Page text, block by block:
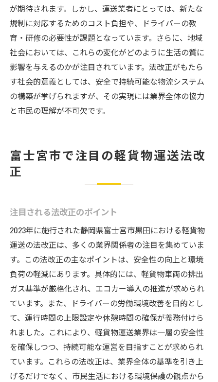
が期待されます。しかし、運送業者にとっては、新たな
規制に対応するためのコスト負担や、ドライバーの教
育・研修の必要性が課題となっています。さらに、地域
社会においては、これらの変化がどのように生活の質に
影響を与えるのかが注目されています。法改正がもたら
す社会的意義としては、安全で持続可能な物流システム
の構築が挙げられますが、その実現には業界全体の協力
と市民の理解が不可欠です。
富士宮市で注目の軽貨物運送法改
正
注目される法改正のポイント
2023年に施行された静岡県富士宮市黒田における軽貨物
運送の法改正は、多くの業界関係者の注目を集めていま
す。この法改正の主なポイントは、安全性の向上と環境
負荷の軽減にあります。具体的には、軽貨物車両の排出
ガス基準が厳格化され、エコカー導入の推進が求められ
ています。また、ドライバーの労働環境改善を目的とし
て、運行時間の上限設定や休憩時間の確保が義務付けら
れました。これにより、軽貨物運送業界は一層の安全性
を確保しつつ、持続可能な運営を目指すことが求められ
ています。これらの法改正は、業界全体の基準を引き上
げるだけでなく、市民生活における環境保護の観点から